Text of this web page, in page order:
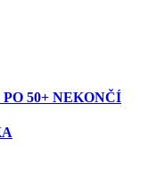
50+ NEKONČÍ